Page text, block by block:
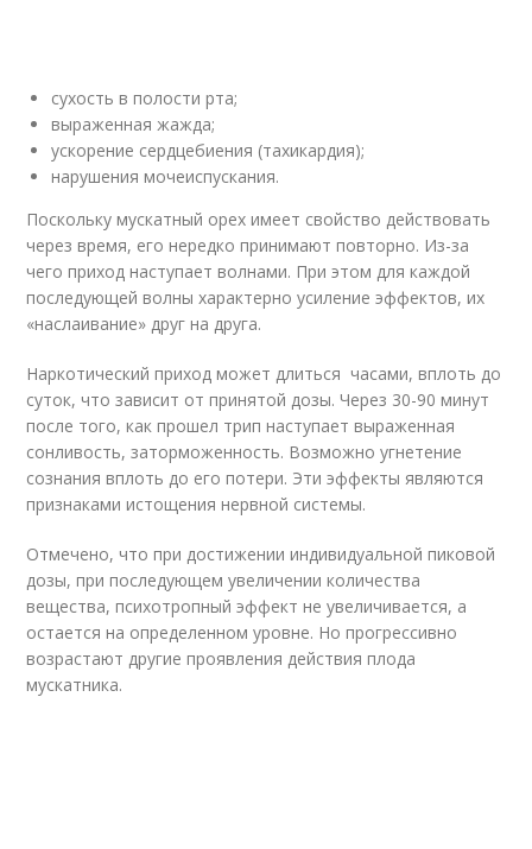
сухость в полости рта;
выраженная жажда;
ускорение сердцебиения (тахикардия);
нарушения мочеиспускания.
Поскольку мускатный орех имеет свойство действовать
через время, его нередко принимают повторно. Из-за
чего приход наступает волнами. При этом для каждой
последующей волны характерно усиление эффектов, их
«наслаивание» друг на друга.
Наркотический приход может длиться часами, вплоть до
суток, что зависит от принятой дозы. Через 30-90 минут
после того, как прошел трип наступает выраженная
сонливость, заторможенность. Возможно угнетение
сознания вплоть до его потери. Эти эффекты являются
признаками истощения нервной системы.
Отмечено, что при достижении индивидуальной пиковой
дозы, при последующем увеличении количества
вещества, психотропный эффект не увеличивается, а
остается на определенном уровне. Но прогрессивно
возрастают другие проявления действия плода
мускатника.